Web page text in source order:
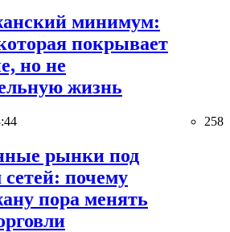
минимум:
покрывает
но не
жизнь
258
рынки под
почему
пора менять